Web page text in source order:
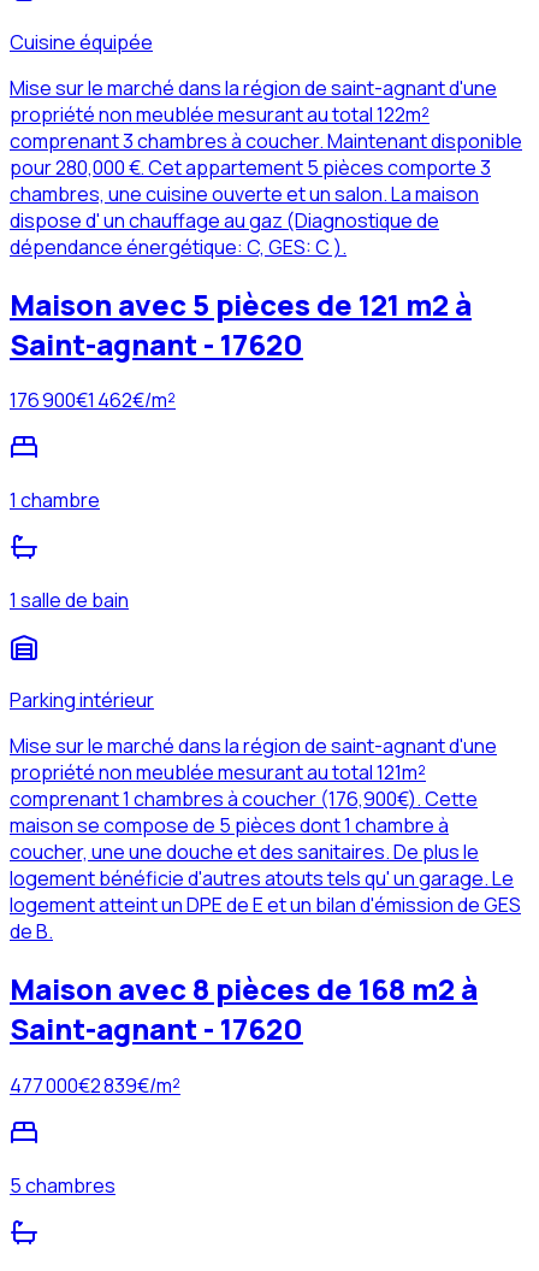
Cuisine équipée
Mise sur le marché dans la région de saint-agnant d'une
propriété non meublée mesurant au total 122m²
comprenant 3 chambres à coucher. Maintenant disponible
pour 280,000 €. Cet appartement 5 pièces comporte 3
chambres, une cuisine ouverte et un salon. La maison
dispose d' un chauffage au gaz (Diagnostique de
dépendance énergétique: C, GES: C ).
Maison avec 5 pièces de 121 m2 à
Saint-agnant - 17620
176 900€1 462€/m²
1 chambre
1 salle de bain
Parking intérieur
Mise sur le marché dans la région de saint-agnant d'une
propriété non meublée mesurant au total 121m²
comprenant 1 chambres à coucher (176,900€). Cette
maison se compose de 5 pièces dont 1 chambre à
coucher, une une douche et des sanitaires. De plus le
logement bénéficie d'autres atouts tels qu' un garage. Le
logement atteint un DPE de E et un bilan d'émission de GES
de B.
Maison avec 8 pièces de 168 m2 à
Saint-agnant - 17620
477 000€2 839€/m²
5 chambres